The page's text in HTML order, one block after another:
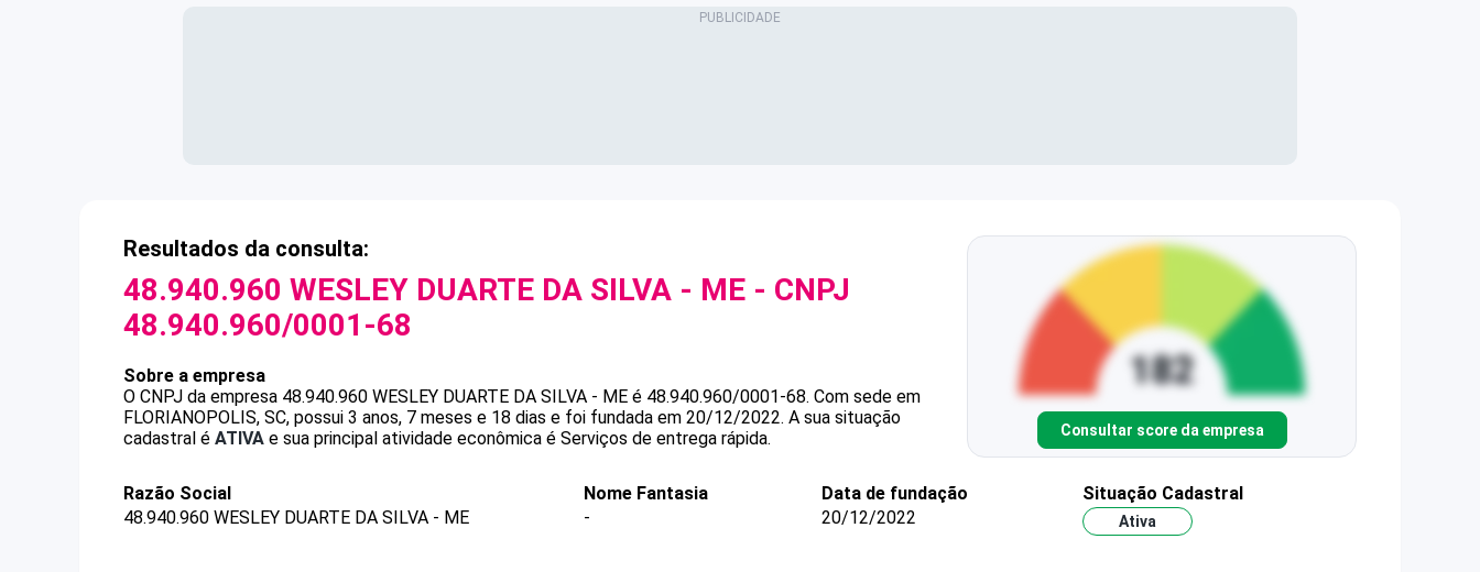
Resultados da consulta:
48.940.960 WESLEY DUARTE DA SILVA - ME - CNPJ
48.940.960/0001-68
Sobre a empresa
O CNPJ da empresa 48.940.960 WESLEY DUARTE DA SILVA - ME é 48.940.960/0001-68. Com sede em
FLORIANOPOLIS, SC, possui 3 anos, 7 meses e 18 dias e foi fundada em 20/12/2022. A sua situação
cadastral é ATIVA e sua principal atividade econômica é Serviços de entrega rápida. Consultar score da empresa
Razão Social
48.940.960 WESLEY DUARTE DA SILVA - ME
Nome Fantasia
-
Data de fundação
20/12/2022
Situação Cadastral
Ativa